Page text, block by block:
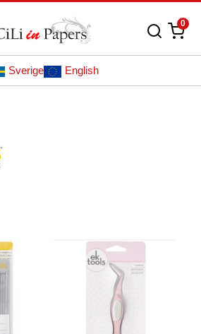
0
Sverige English